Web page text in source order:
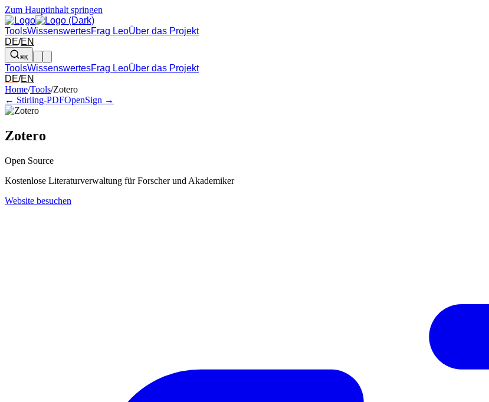
Zum Hauptinhalt springen
ToolsWissenswertesFrag LeoÜber das Projekt
DE/EN
⌘K
ToolsWissenswertesFrag LeoÜber das Projekt
DE/EN
Pfeil links und rechts: zum benachbarten Tool in der Übersicht wechseln. Pfeil hoch und runter scrollen die Seite.
Home/Tools/Zotero
← Stirling-PDFOpenSign →
Zotero
Open Source
Kostenlose Literaturverwaltung für Forscher und Akademiker
Website besuchen